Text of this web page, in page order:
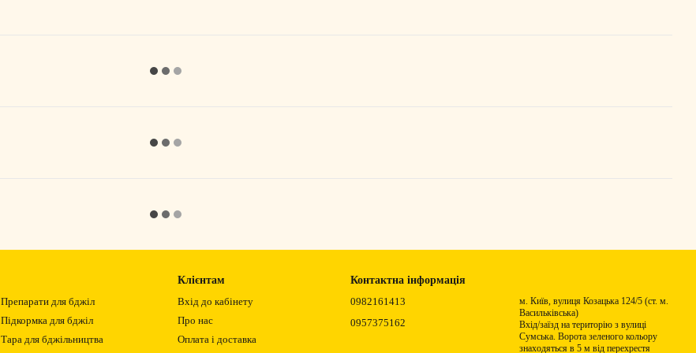
Препарати для бджіл
Підкормка для бджіл
Тара для бджільництва
Клієнтам
Вхід до кабінету
Про нас
Оплата і доставка
Контактна інформація
0982161413
0957375162
м. Київ, вулиця Козацька 124/5 (ст. м.
Васильківська)
Вхід/заїзд на територію з вулиці
Сумська. Ворота зеленого кольору
знаходяться в 5 м від перехрестя